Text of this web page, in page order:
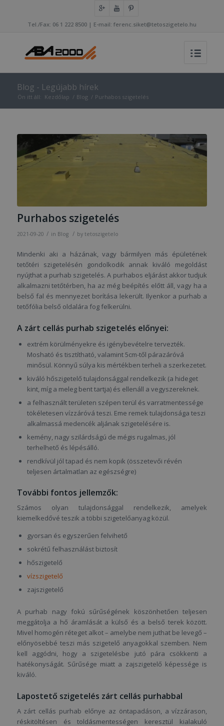
Tel./Fax: 06 1 222 8500 | E-mail: ferenc.siket@tetoszigetelo.hu
Blog - Legújabb hírek
Ön itt áll: Kezdőlap / Blog / Purhabos szigetelés
Purhabos szigetelés
2021-09-20 / in Blog / by tetoszigetelo
Mindenki aki a házának, vagy bármilyen más épületének
tetőtéri szigetelésén gondolkodik annak kiváló megoldást
nyújthat a purhab szigetelés. A purhabos eljárást akkor tudjuk
alkalmazni tetőtérben, ha az még beépítés előtt áll, vagy ha a
belső fal és mennyezet borítása lekerült. Ilyenkor a purhab a
tetőfólia belső oldalára fog felkerülni.
A zárt cellás purhab szigetelés előnyei:
extrém körülményekre és igénybevételre tervezték.
Mosható és tisztítható, valamint 5cm-től párazáróvá
minősül. Könnyű súlya kis mértékben terheli a szerkezetet.
kiváló hőszigetelő tulajdonsággal rendelkezik (a hideget
kint, míg a meleg bent tartja) és ellenáll a vegyszereknek.
a felhasznált területen szépen terül és varratmentessége
tökéletesen vízzáróvá teszi. Eme remek tulajdonsága teszi
alkalmassá medencék aljának szigetelésére is.
kemény, nagy szilárdságú de mégis rugalmas, jól
terhelhető és lépésálló.
rendkívül jól tapad és nem kopik (összetevői révén
teljesen ártalmatlan az egészségre)
További fontos jellemzők:
Számos olyan tulajdonsággal rendelkezik, amelyek
kiemelkedővé teszik a többi szigetelőanyag közül.
gyorsan és egyszerűen felvihető
sokrétű felhasználást biztosít
hőszigetelő
vízszigetelő
zajszigetelő
A purhab nagy fokú sűrűségének köszönhetően teljesen
meggátolja a hő áramlását a külső és a belső terek között.
Mivel homogén réteget alkot – amelybe nem juthat be levegő –
előnyösebbé teszi más szigetelő anyagokkal szemben. Nem
kell aggódni, hogy a szigetelésbe jutó pára csökkenti a
hatékonyságát. Sűrűsége miatt a zajszigetelő képessége is
kiváló.
Lapostető szigetelés zárt cellás purhabbal
A zárt cellás purhab előnye az öntapadáson, a vízzárason,
réskitöltésen és toldásmentességen keresztül kialakuló